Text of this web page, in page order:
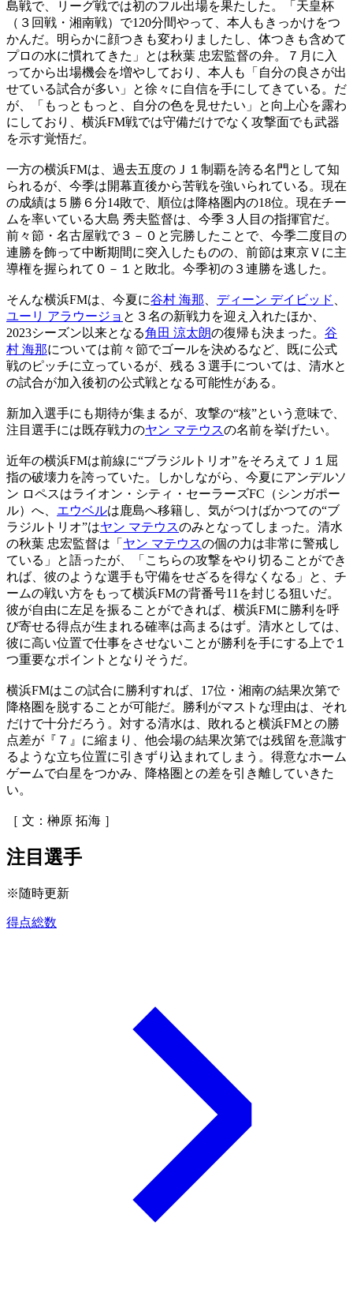
島戦で、リーグ戦では初のフル出場を果たした。「天皇杯
（３回戦・湘南戦）で120分間やって、本人もきっかけをつ
かんだ。明らかに顔つきも変わりましたし、体つきも含めて
プロの水に慣れてきた」とは秋葉 忠宏監督の弁。７月に入
ってから出場機会を増やしており、本人も「自分の良さが出
せている試合が多い」と徐々に自信を手にしてきている。だ
が、「もっともっと、自分の色を見せたい」と向上心を露わ
にしており、横浜FM戦では守備だけでなく攻撃面でも武器
を示す覚悟だ。
一方の横浜FMは、過去五度のＪ１制覇を誇る名門として知
られるが、今季は開幕直後から苦戦を強いられている。現在
の成績は５勝６分14敗で、順位は降格圏内の18位。現在チー
ムを率いている大島 秀夫監督は、今季３人目の指揮官だ。
前々節・名古屋戦で３－０と完勝したことで、今季二度目の
連勝を飾って中断期間に突入したものの、前節は東京Ｖに主
導権を握られて０－１と敗北。今季初の３連勝を逃した。
そんな横浜FMは、今夏に谷村 海那 ディーン デイビッド
ユーリ アラウージョ と３名の新戦力を迎え入れたほか、
2023シーズン以来となる角田 涼太朗の復帰も決まった。 谷
村 海那については前々節でゴールを決めるなど、既に公式
戦のピッチに立っているが、残る３選手については、清水と
の試合が加入後初の公式戦となる可能性がある。
新加入選手にも期待が集まるが、攻撃の“核”という意味で、
注目選手には既存戦力のヤン マテウスの名前を挙げたい。
近年の横浜FMは前線に“ブラジルトリオ”をそろえてＪ１屈
指の破壊力を誇っていた。しかしながら、今夏にアンデルソ
ン ロペスはライオン・シティ・セーラーズFC（シンガポー
ル）へ、 エウベルは鹿島へ移籍し、気がつけばかつての“ブ
ラジルトリオ”はヤン マテウスのみとなってしまった。清水
の秋葉 忠宏監督は「 ヤン マテウスの個の力は非常に警戒し
ている」と語ったが、「こちらの攻撃をやり切ることができ
れば、彼のような選手も守備をせざるを得なくなる」と、チ
ームの戦い方をもって横浜FMの背番号11を封じる狙いだ。
彼が自由に左足を振ることができれば、横浜FMに勝利を呼
び寄せる得点が生まれる確率は高まるはず。清水としては、
彼に高い位置で仕事をさせないことが勝利を手にする上で１
つ重要なポイントとなりそうだ。
横浜FMはこの試合に勝利すれば、17位・湘南の結果次第で
降格圏を脱することが可能だ。勝利がマストな理由は、それ
だけで十分だろう。対する清水は、敗れると横浜FMとの勝
点差が『７』に縮まり、他会場の結果次第では残留を意識す
るような立ち位置に引きずり込まれてしまう。得意なホーム
ゲームで白星をつかみ、降格圏との差を引き離していきた
い。
［ 文：榊原 拓海 ］
注目選手
※随時更新
得点総数